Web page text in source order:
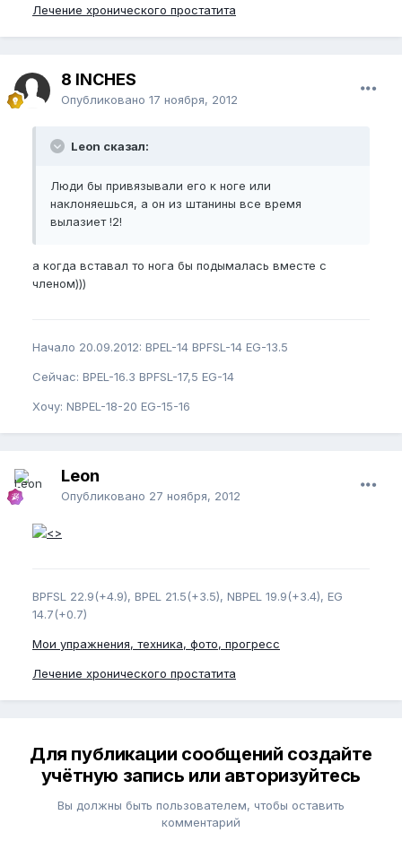
Лечение хронического простатита
8 INCHES
Опубликовано 17 ноября, 2012
Leon сказал:
Люди бы привязывали его к ноге или
наклоняешься, а он из штанины все время
вылазиет !2!
а когда вставал то нога бы подымалась вместе с
членом)))
Начало 20.09.2012: BPEL-14 BPFSL-14 EG-13.5
Сейчас: BPEL-16.3 BPFSL-17,5 EG-14
Хочу: NBPEL-18-20 EG-15-16
Leon
Опубликовано 27 ноября, 2012
BPFSL 22.9(+4.9), BPEL 21.5(+3.5), NBPEL 19.9(+3.4), EG
14.7(+0.7)
Мои упражнения, техника, фото, прогресс
Лечение хронического простатита
Для публикации сообщений создайте
учётную запись или авторизуйтесь
Вы должны быть пользователем, чтобы оставить
комментарий